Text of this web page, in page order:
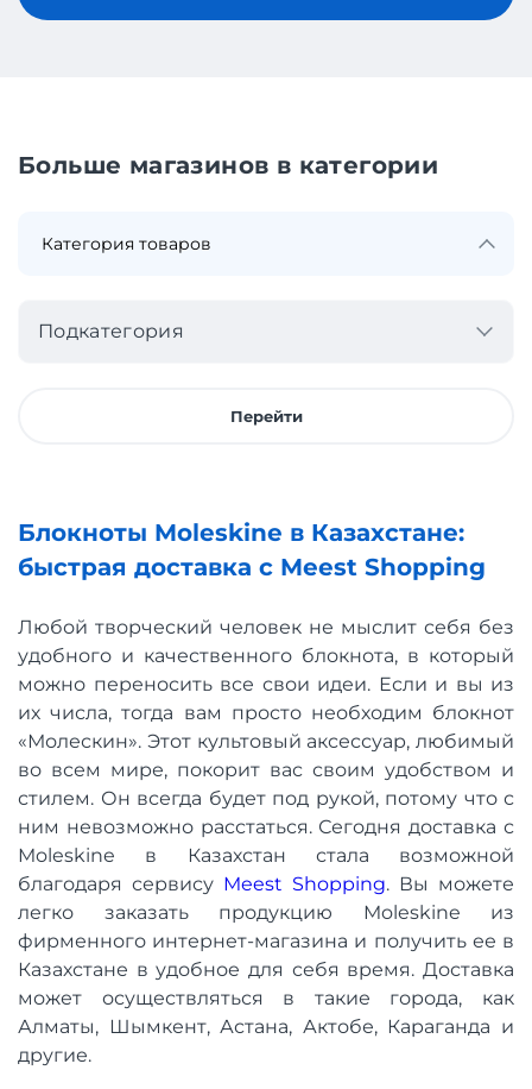
Больше магазинов в категории
Подкатегория
Перейти
Блокноты Moleskine в Казахстане:
быстрая доставка с Meest Shopping
Любой творческий человек не мыслит себя без
удобного и качественного блокнота, в который
можно переносить все свои идеи. Если и вы из
их числа, тогда вам просто необходим блокнот
«Молескин». Этот культовый аксессуар, любимый
во всем мире, покорит вас своим удобством и
стилем. Он всегда будет под рукой, потому что с
ним невозможно расстаться. Сегодня доставка с
Moleskine в Казахстан стала возможной
благодаря сервису Meest Shopping. Вы можете
легко заказать продукцию Moleskine из
фирменного интернет-магазина и получить ее в
Казахстане в удобное для себя время. Доставка
может осуществляться в такие города, как
Алматы, Шымкент, Астана, Актобе, Караганда и
другие.